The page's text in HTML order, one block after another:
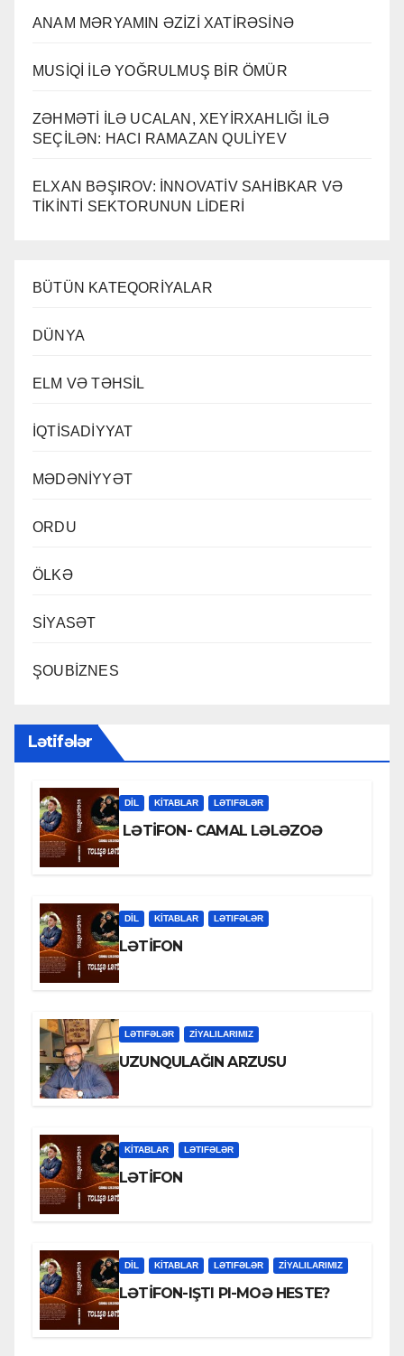
ANAM MƏRYAMIN ƏZİZİ XATİRƏSİNƏ
MUSİQİ İLƏ YOĞRULMUŞ BİR ÖMÜR
ZƏHMƏTİ İLƏ UCALAN, XEYİRXAHLIĞI İLƏ
SEÇİLƏN: HACI RAMAZAN QULİYEV
ELXAN BƏŞIROV: İNNOVATİV SAHİBKAR VƏ
TİKİNTİ SEKTORUNUN LİDERİ
BÜTÜN KATEQORİYALAR
DÜNYA
ELM VƏ TƏHSİL
İQTİSADİYYAT
MƏDƏNİYYƏT
ORDU
ÖLKƏ
SİYASƏT
ŞOUBİZNES
Lətifələr
DİL KİTABLAR LƏTIFƏLƏR
LƏTİFON- CAMAL LƏLƏZOƏ
DİL KİTABLAR LƏTIFƏLƏR
LƏTİFON
LƏTIFƏLƏR ZİYALILARIMIZ
UZUNQULAĞIN ARZUSU
KİTABLAR LƏTIFƏLƏR
LƏTİFON
DİL KİTABLAR LƏTIFƏLƏR ZİYALILARIMIZ
LƏTİFON-IŞTI PI-MOƏ HESTE?